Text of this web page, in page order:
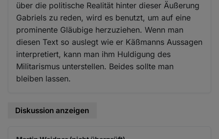
über die politische Realität hinter dieser Äußerung
Gabriels zu reden, wird es benutzt, um auf eine
prominente Gläubige herzuziehen. Wenn man
diesen Text so auslegt wie er Käßmanns Aussagen
interpretiert, kann man ihm Huldigung des
Militarismus unterstellen. Beides sollte man
bleiben lassen.
Diskussion anzeigen